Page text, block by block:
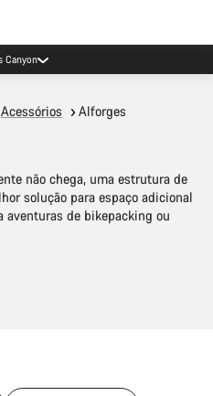
Canyon
Acessórios Alforges
não chega, uma estrutura de
solução para espaço adicional
aventuras de bikepacking ou